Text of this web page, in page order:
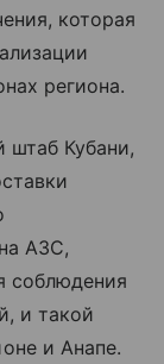
которая
региона.
штаб Кубани,
АЗС,
соблюдения
и такой
и Анапе.